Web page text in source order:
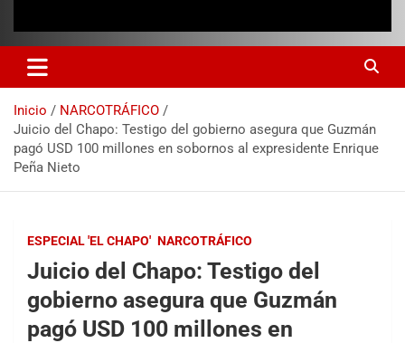
Inicio
NARCOTRÁFICO
Juicio del Chapo: Testigo del gobierno asegura que Guzmán
pagó USD 100 millones en sobornos al expresidente Enrique
Peña Nieto
ESPECIAL 'EL CHAPO' NARCOTRÁFICO
Juicio del Chapo: Testigo del
gobierno asegura que Guzmán
pagó USD 100 millones en